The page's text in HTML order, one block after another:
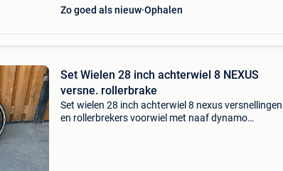
Zo goed als nieuw Ophalen
Set Wielen 28 inch achterwiel 8 NEXUS
versne. rollerbrake
Set wielen 28 inch achterwiel 8 nexus versnellingen
en rollerbrekers voorwiel met naaf dynamo